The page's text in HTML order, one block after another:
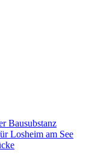
Bausubstanz
Losheim am See